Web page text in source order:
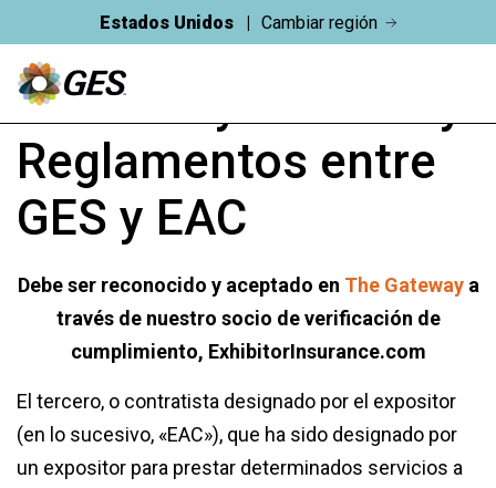
Estados Unidos Cambiar región
Acuerdo y Normas y
Reglamentos entre
GES y EAC
Debe ser reconocido y aceptado en The Gatewaya
través de nuestro socio de verificación de
cumplimiento, ExhibitorInsurance.com
El tercero, o contratista designado por el expositor
(en lo sucesivo, «EAC»), que ha sido designado por
un expositor para prestar determinados servicios a